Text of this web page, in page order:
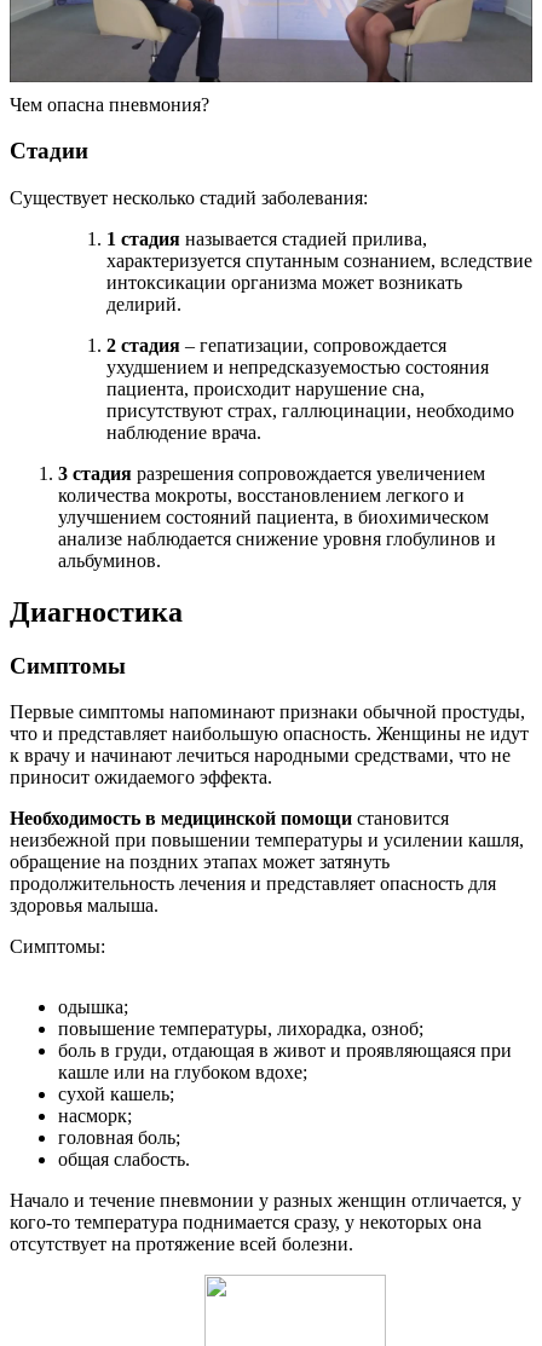
Чем опасна пневмония?
Стадии
Существует несколько стадий заболевания:
1 стадия называется стадией прилива,
характеризуется спутанным сознанием, вследствие
интоксикации организма может возникать
делирий.
2 стадия – гепатизации, сопровождается
ухудшением и непредсказуемостью состояния
пациента, происходит нарушение сна,
присутствуют страх, галлюцинации, необходимо
наблюдение врача.
3 стадия разрешения сопровождается увеличением
количества мокроты, восстановлением легкого и
улучшением состояний пациента, в биохимическом
анализе наблюдается снижение уровня глобулинов и
альбуминов.
Диагностика
Симптомы
Первые симптомы напоминают признаки обычной простуды,
что и представляет наибольшую опасность. Женщины не идут
к врачу и начинают лечиться народными средствами, что не
приносит ожидаемого эффекта.
Необходимость в медицинской помощи становится
неизбежной при повышении температуры и усилении кашля,
обращение на поздних этапах может затянуть
продолжительность лечения и представляет опасность для
здоровья малыша.
Симптомы:
одышка;
повышение температуры, лихорадка, озноб;
боль в груди, отдающая в живот и проявляющаяся при
кашле или на глубоком вдохе;
сухой кашель;
насморк;
головная боль;
общая слабость.
Начало и течение пневмонии у разных женщин отличается, у
кого-то температура поднимается сразу, у некоторых она
отсутствует на протяжение всей болезни.